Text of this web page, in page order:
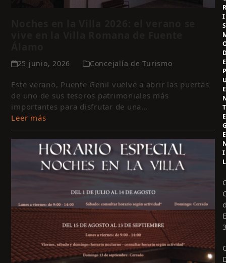
25 junio, 2026 Concejalía de Turismo
Este verano, Puente Genil vuelve a abrir las puertas
de uno de sus tesoros patrimoniales más
importantes para disfrutar de una…
Leer más
I
S
E
E
T
E
E
I
L